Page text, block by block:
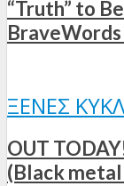
“Truth” to
ΞΈΝΕΣ
OUT
(Black